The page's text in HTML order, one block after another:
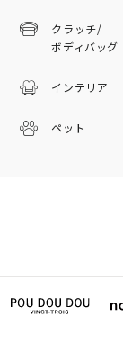
クラッチ/
ボディバッグ
インテリア
ペット